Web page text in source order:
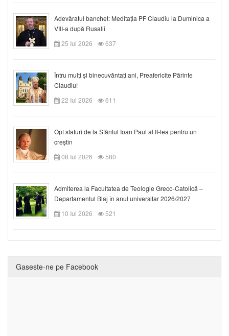
Adevăratul banchet: Meditația PF Claudiu la Duminica a
VIII-a după Rusalii
25 Iul 2026
637
Întru mulți și binecuvântați ani, Preafericite Părinte
Claudiu!
22 Iul 2026
611
Opt sfaturi de la Sfântul Ioan Paul al II-lea pentru un
creștin
08 Iul 2026
580
Admiterea la Facultatea de Teologie Greco-Catolică –
Departamentul Blaj în anul universitar 2026/2027
10 Iul 2026
521
Gaseste-ne pe Facebook